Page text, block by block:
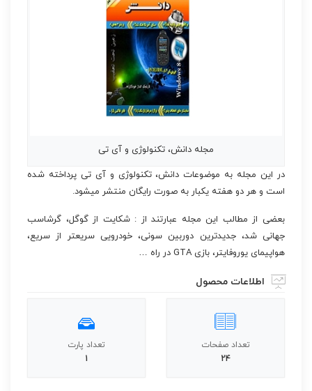
مجله دانش، تکنولوژی و آی تی
در این مجله به موضوعات دانش، تکنولوژی و آی تی پرداخته شده
است و هر دو هفته یکبار به صورت رایگان منتشر میشود.
بعضی از مطالب این مجله عبارتند از : شکایت از گوگل، گرشاسب
جهانی شد، جدیدترین دوربین سونی، خودرویی سریعتر از سریع،
هواپیمای یوروفایتر، بازی GTA در راه …
اطلاعات محصول
تعداد صفحات
24
تعداد پارت
1